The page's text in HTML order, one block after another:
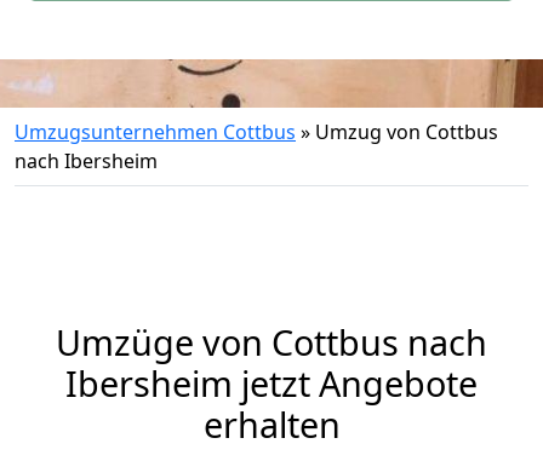
Umzugsunternehmen Cottbus » Umzug von Cottbus
nach Ibersheim
Umzüge von Cottbus nach
Ibersheim jetzt Angebote
erhalten